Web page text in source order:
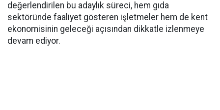
değerlendirilen bu adaylık süreci, hem gıda
sektöründe faaliyet gösteren işletmeler hem de kent
ekonomisinin geleceği açısından dikkatle izlenmeye
devam ediyor.